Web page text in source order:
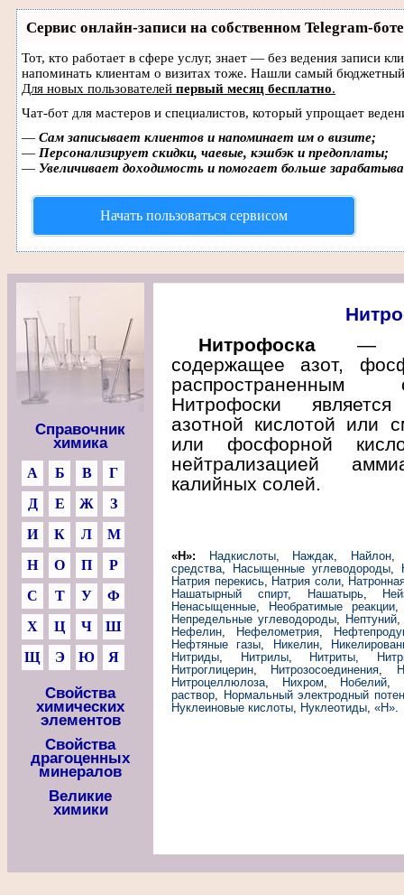
Сервис онлайн-записи на собственном Telegram-боте
Тот, кто работает в сфере услуг, знает — без ведения записи
напоминать клиентам о визитах тоже. Нашли самый
Для новых пользователей первый месяц бесплатно.
Чат-бот для мастеров и специалистов, который упрощает
— Сам записывает клиентов и напоминает им о визите;
— Персонализирует скидки, чаевые, кэшбэк и предоплаты;
— Увеличивает доходимость и помогает больше
Начать пользоваться сервисом
Справочник
химика
А Б В
Г
Д
Е Ж
З
И
К Л
М
Н
О П
Р
С
Т У
Ф
Х
Ц Ч
Ш
Щ
Э Ю Я
Свойства
химических
элементов
Свойства
драгоценных
минералов
Великие
химики
Нитрофоска —
содержащее азот,
распространенным
Нитрофоски
азотной кислотой или
или фосфорной
нейтрализацией
калийных солей.
«Н»: Надкислоты, Наждак, Найлон
средства, Насыщенные углеводороды,
Натрия перекись, Натрия соли,
Нашатырный спирт, Нашатырь,
Ненасыщенные, Необратимые реакции
Непредельные углеводороды, Нептуний
Нефелин, Нефелометрия,
Нефтяные газы, Никелин,
Нитриды, Нитрилы, Нитриты,
Нитроглицерин, Нитрозосоединения,
Нитроцеллюлоза, Нихром, Нобелий,
раствор, Нормальный электродный
Нуклеиновые кислоты, Нуклеотиды, «Н».